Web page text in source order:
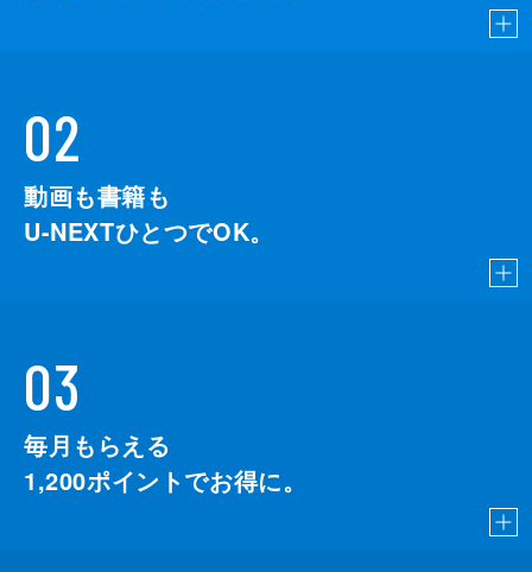
02
動画も書籍も
U-NEXTひとつでOK。
03
毎月もらえる
1,200ポイントでお得に。